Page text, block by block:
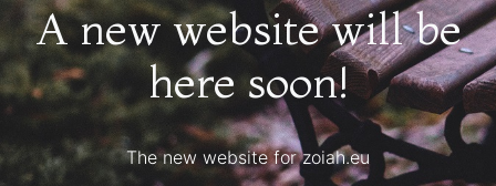
A new website will be
here soon!
The new website forzoiah.eu